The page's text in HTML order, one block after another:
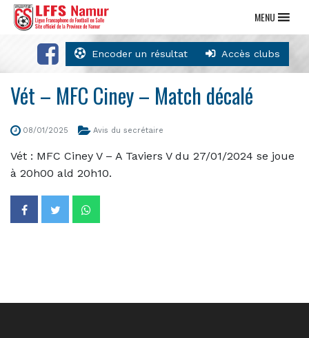
Encoder un résultat Accès clubs
MENU
Vét – MFC Ciney – Match décalé
08/01/2025 Avis du secrétaire
Vét : MFC Ciney V – A Taviers V du 27/01/2024 se joue
à 20h00 ald 20h10.